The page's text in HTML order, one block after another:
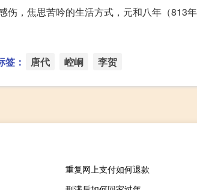
伤，焦思苦吟的生活方式，元和八年（813
签： 唐代 崆峒 李贺
重复网上支付如何退款